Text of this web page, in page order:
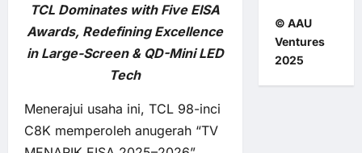
TCL Dominates with Five EISA
Awards, Redefining Excellence
in Large-Screen & QD-Mini LED
Tech
Menerajui usaha ini, TCL 98-inci
C8K memperoleh anugerah “TV
© AAU
Ventures
2025